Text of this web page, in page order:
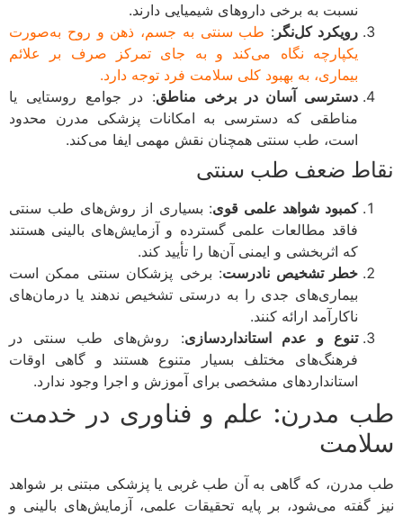
نسبت به برخی داروهای شیمیایی دارند.
رویکرد کل‌نگر:طب سنتی به جسم، ذهن و روح به‌صورت
یکپارچه نگاه می‌کند و به جای تمرکز صرف بر علائم
بیماری، به بهبود کلی سلامت فرد توجه دارد.
دسترسی آسان در برخی مناطق: در جوامع روستایی یا
مناطقی که دسترسی به امکانات پزشکی مدرن محدود
است، طب سنتی همچنان نقش مهمی ایفا می‌کند.
ضعف طب سنتی
کمبود شواهد علمی قوی : بسیاری از روش‌های طب سنتی
فاقد مطالعات علمی گسترده و آزمایش‌های بالینی هستند
که اثربخشی و ایمنی آن‌ها را تأیید کند.
خطر تشخیص نادرست : برخی پزشکان سنتی ممکن است
بیماری‌های جدی را به درستی تشخیص ندهند یا درمان‌های
ناکارآمد ارائه کنند.
تنوع و عدم استانداردسازی: روش‌های طب سنتی در
فرهنگ‌های مختلف بسیار متنوع هستند و گاهی اوقات
استانداردهای مشخصی برای آموزش و اجرا وجود ندارد.
مدرن: علم و فناوری در خدمت
که گاهی به آن طب غربی یا پزشکی مبتنی بر شواهد
گفته می‌شود، بر پایه تحقیقات علمی، آزمایش‌های بالینی و